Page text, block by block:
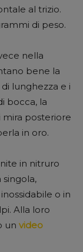
al trizio.
di peso.
nella
bene la
lunghezza e i
bocca, la
mira posteriore
in oro.
in nitruro
o in
Alla loro
un video